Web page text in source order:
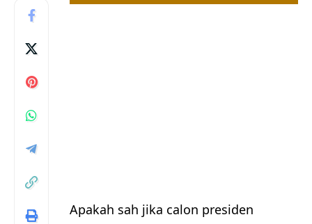
Apakah sah jika calon presiden